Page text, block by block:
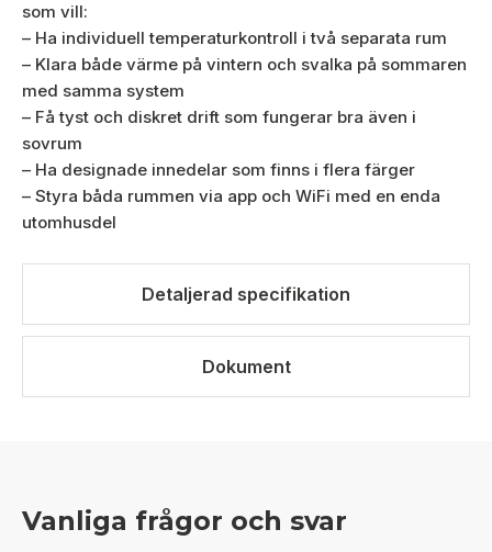
Detaljerad specifikation
Dokument
som vill:
– Ha individuell temperaturkontroll i två separata rum
– Klara både värme på vintern och svalka på sommaren
med samma system
– Få tyst och diskret drift som fungerar bra även i
sovrum
– Ha designade innedelar som finns i flera färger
– Styra båda rummen via app och WiFi med en enda
utomhusdel
Vanliga frågor och svar